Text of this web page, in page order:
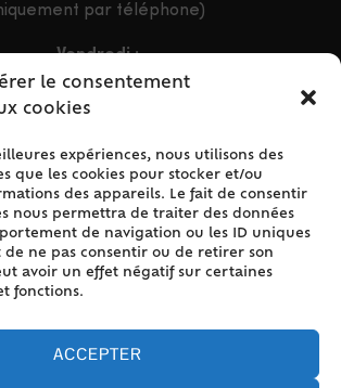
le consentement
cookies
expériences, nous utilisons des
que les cookies pour stocker et/ou
des appareils. Le fait de consentir
nous permettra de traiter des données
de navigation ou les ID uniques
de ne pas consentir ou de retirer son
avoir un effet négatif sur certaines
fonctions.
ACCEPTER
par téléphone)
Vendredi :
9h – 12h & 13h30 – 16h30
ACCÈS RAPIDE
Accueil
Contact
Plan du site
Mentions légales
Politique de cookies (UE)